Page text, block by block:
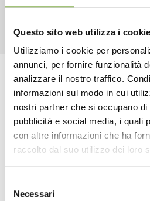
Questo sito web utilizza i cookie
Utilizziamo i cookie per
annunci, per fornire funzionalità
analizzare il nostro traffico.
informazioni sul modo in cui
nostri partner che si occupano
pubblicità e social media, i quali
con altre informazioni che ha
raccolto dal suo utilizzo dei loro
delNecessari
RELATED
Tag: Accessories Design
Sale Shops
share
Log in or